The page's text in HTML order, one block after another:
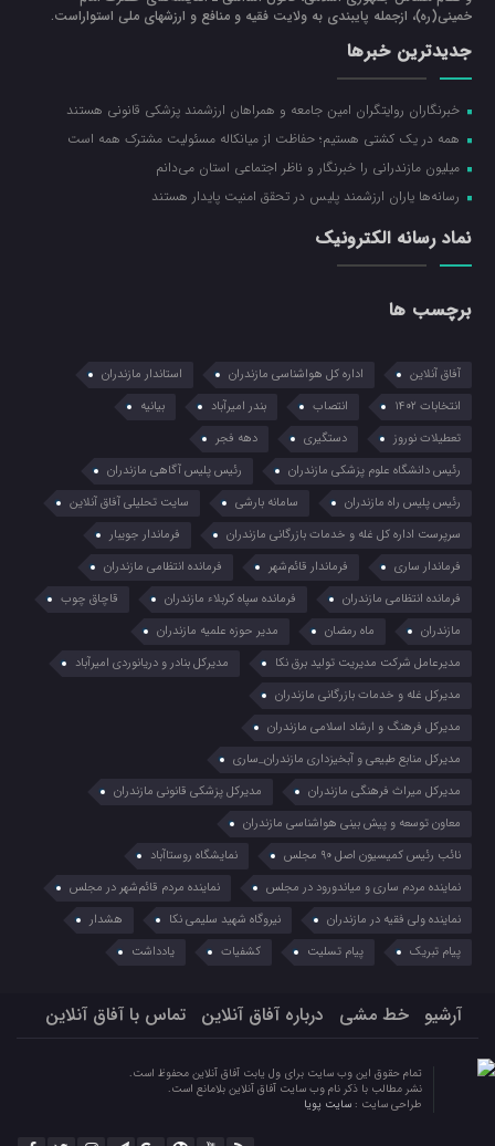
خميني(ره)، ازجمله پایبندی به ولايت فقيه و منافع و ارزشهاي ملي استواراست.
جدیدترین خبرها
خبرنگاران روایتگران امین جامعه و همراهان ارزشمند پزشکی قانونی هستند
همه در یک کشتی هستیم؛ حفاظت از میانکاله مسئولیت مشترک همه است
میلیون مازندرانی را خبرنگار و ناظر اجتماعی استان می‌دانم
رسانه‌ها یاران ارزشمند پلیس در تحقق امنیت پایدار هستند
نماد رسانه الکترونیک
برچسب ها
آفاق آنلاین اداره کل هواشناسی مازندران
استاندار مازندران
انتخابات ۱۴۰۲
انتصاب بندر امیرآباد
بیانیه
تعطیلات نوروز
دستگیری
دهه فجر
رئیس دانشگاه علوم پزشکی مازندران
رئیس پلیس آگاهی مازندران
رئیس پلیس راه مازندران
سامانه بارشی
سایت تحلیلی آفاق آنلاین
سرپرست اداره کل غله و خدمات بازرگانی مازندران
فرماندار جویبار
فرماندار ساری
فرماندار قائم‌شهر
فرمانده انتظامي مازندران
فرمانده انتظامی مازندران
فرمانده سپاه کربلاء مازندران
قاچاق چوب
مازندران
ماه رمضان
مدیر حوزه علمیه مازندران
مدیرعامل شرکت مدیریت تولید برق نکا
مدیرکل بنادر و دریانوردی امیرآباد
مدیرکل غله و خدمات بازرگانی مازندران
مدیرکل فرهنگ و ارشاد اسلامی مازندران
مدیرکل منابع طبیعی و آبخیزداری مازندران_ساری
مدیرکل میراث فرهنگی مازندران
مدیرکل پزشکی قانونی مازندران
معاون توسعه و پیش بینی هواشناسی مازندران
نائب رئیس کمیسیون اصل ۹۰ مجلس
نمایشگاه روستا‌آباد
نماینده مردم ساری و میاندورود در مجلس
نماینده مردم قائم‌شهر در مجلس
نماینده ولی فقیه در مازندران
نیروگاه شهید سلیمی نکا
هشدار
پیام تبریک
پیام تسلیت کشفیات یادداشت
آرشیو خط مشی درباره آفاق آنلاین تماس با آفاق آنلاین
تمام حقوق این وب سایت برای ول یابت آفاق آنلاین محفوظ است.
نشر مطالب با ذکر نام وب سایت آفاق آنلاین بلامانع است.
طراحی سایت : سایت پویا